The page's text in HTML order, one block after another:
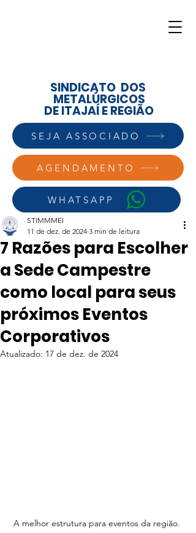
AGENDAMENTO
WHATSAPP
SINDICATO DOS
METALÚRGICOS
DE ITAJAÍ E REGIÃO
SEJA ASSOCIADO
7 Razões para Escolher
a Sede Campestre
como local para seus
próximos Eventos
Corporativos
STIMMMEI
11 de dez. de 2024 3 min de leitura
Atualizado: 17 de dez. de 2024
A melhor estrutura para eventos da região.